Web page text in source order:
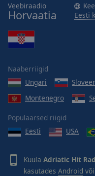
Font
Family
Reset
Close
Modal
Dialog
End
dialog
window.
Veebiraadio
Horvaatia
Eesti
Naaberriigid
Ungari
Montenegro
Populaarsed riigid
Eesti
USA
Kuula Adriatic Hit
kasutades Android või